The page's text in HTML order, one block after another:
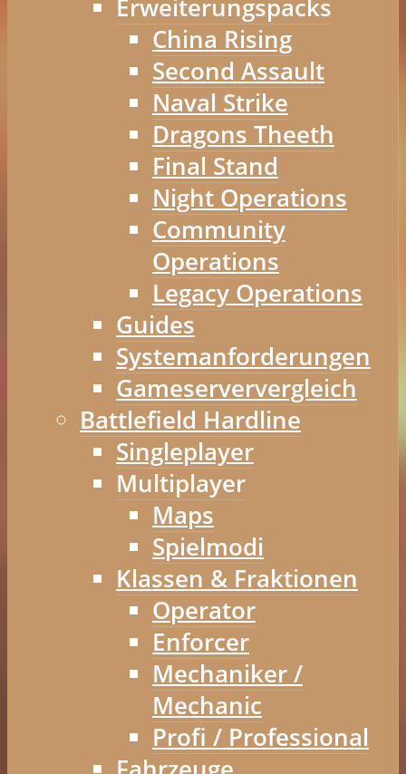
Erweiterungspacks
China Rising
Second Assault
Naval Strike
Dragons Theeth
Final Stand
Night Operations
Community
Operations
Legacy Operations
Guides
Systemanforderungen
Gameserververgleich
Battlefield Hardline
Singleplayer
Multiplayer
Maps
Spielmodi
Klassen & Fraktionen
Operator
Enforcer
Mechaniker /
Mechanic
Profi / Professional